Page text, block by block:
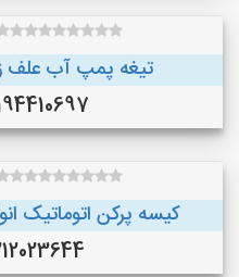
تیغه پمپ آب علف
09194410697
کیسه پرکن اتوماتیک
09212023644